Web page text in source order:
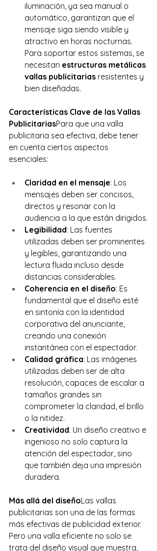
iluminación, ya sea manual o
automático, garantizan que el
mensaje siga siendo visible y
atractivo en horas nocturnas.
Para soportar estos sistemas, se
necesitan estructuras metálicas
vallas publicitarias resistentes y
bien diseñadas.
Características Clave de las Vallas
PublicitariasPara que una valla
publicitaria sea efectiva, debe tener
en cuenta ciertos aspectos
esenciales:
Claridad en el mensaje: Los
mensajes deben ser concisos,
directos y resonar con la
audiencia a la que están dirigidos.
Legibilidad: Las fuentes
utilizadas deben ser prominentes
y legibles, garantizando una
lectura fluida incluso desde
distancias considerables.
Coherencia en el diseño: Es
fundamental que el diseño esté
en sintonía con la identidad
corporativa del anunciante,
creando una conexión
instantánea con el espectador.
Calidad gráfica: Las imágenes
utilizadas deben ser de alta
resolución, capaces de escalar a
tamaños grandes sin
comprometer la claridad, el brillo
o la nitidez.
Creatividad: Un diseño creativo e
ingenioso no solo captura la
atención del espectador, sino
que también deja una impresión
duradera.
Más allá del diseñoLas vallas
publicitarias son una de las formas
más efectivas de publicidad exterior.
Pero una valla eficiente no solo se
trata del diseño visual que muestra,